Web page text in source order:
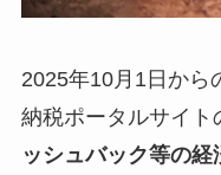
2025年10月1日から
納税ポータルサイト
ッシュバック等の